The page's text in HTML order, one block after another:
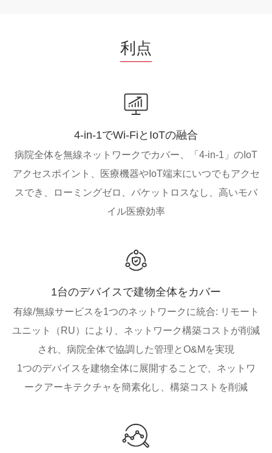
利点
4-in-1でWi-FiとIoTの融合
病院全体を無線ネットワークでカバー、「4-in-1」のIoT
アクセスポイント、医療機器やIoT端末にいつでもアクセ
スでき、ローミングゼロ、パケットロスなし、高いモバ
イル医療効率
1台のデバイスで建物全体をカバー
有線/無線サービスを1つのネットワークに統合: リモート
ユニット（RU）により、ネットワーク構築コストが削減
され、病院全体で協調した管理とO&Mを実現
1つのデバイスを建物全体に展開することで、ネットワ
ークアーキテクチャを簡素化し、構築コストを削減